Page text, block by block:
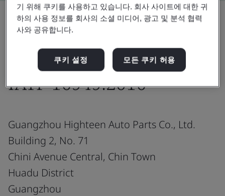
IATF 16949:2016
Guangzhou Highteen Auto Parts Co., Ltd.
Building 2, No. 71
Chini Avenue Central, Chin Town
Huadu District
Guangzhou
기 위해 쿠키를 사용하고 있습니다. 회사 사이트에 대한 귀
하의 사용 정보를 회사의 소셜 미디어, 광고 및 분석 협력
사와 공유합니다.
쿠키 설정 모든 쿠키 허용